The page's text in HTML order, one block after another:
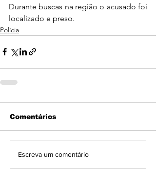
Durante buscas na região o acusado foi
localizado e preso.
Polícia
Comentários
Escreva um comentário